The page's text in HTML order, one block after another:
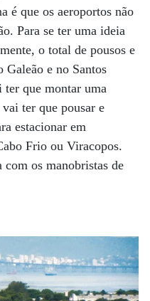
é que os aeroportos não
Para se ter uma ideia
o total de pousos e
Galeão e no Santos
que montar uma
ter que pousar e
estacionar em
Frio ou Viracopos.
os manobristas de